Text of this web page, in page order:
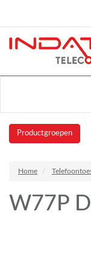
Productgroepen
Home
W77P